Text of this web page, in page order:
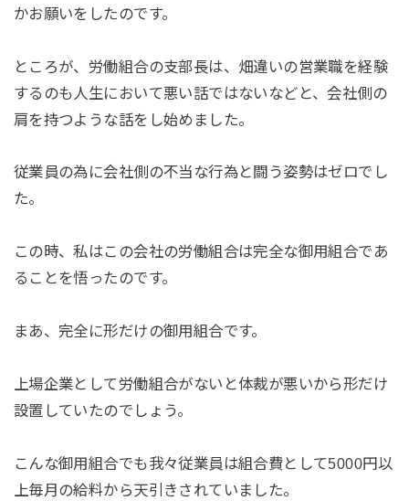
かお願いをしたのです。
ところが、労働組合の支部長は、畑違いの営業職を経験
するのも人生において悪い話ではないなどと、会社側の
肩を持つような話をし始めました。
従業員の為に会社側の不当な行為と闘う姿勢はゼロでし
た。
この時、私はこの会社の労働組合は完全な御用組合であ
ることを悟ったのです。
まあ、完全に形だけの御用組合です。
上場企業として労働組合がないと体裁が悪いから形だけ
設置していたのでしょう。
こんな御用組合でも我々従業員は組合費として5000円以
上毎月の給料から天引きされていました。